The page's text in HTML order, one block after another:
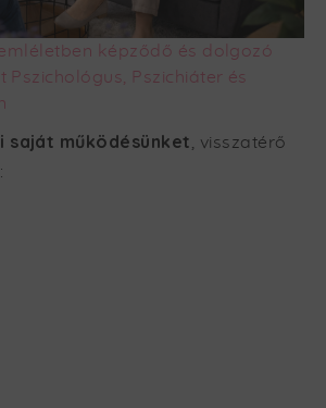
képződő és dolgozó
Pszichiáter és
saját működésünket
, visszatérő